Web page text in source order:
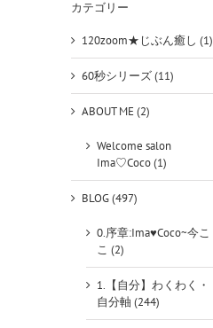
カテゴリー
120zoom★じぶん癒し (1)
60秒シリーズ (11)
ABOUT ME (2)
Welcome salon
Ima♡Coco (1)
BLOG (497)
0.序章:Ima♥Coco~今こ
こ (2)
1.【自分】わくわく・
自分軸 (244)